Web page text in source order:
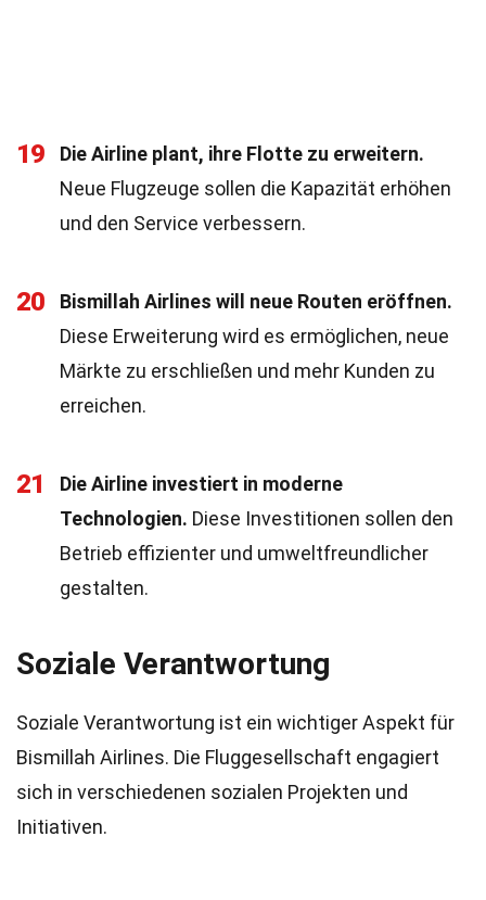
19
Die Airline plant, ihre Flotte zu erweitern.
Neue Flugzeuge sollen die Kapazität erhöhen
und den Service verbessern.
20
Bismillah Airlines will neue Routen eröffnen.
Diese Erweiterung wird es ermöglichen, neue
Märkte zu erschließen und mehr Kunden zu
erreichen.
21
Die Airline investiert in moderne
Technologien. Diese Investitionen sollen den
Betrieb effizienter und umweltfreundlicher
gestalten.
Soziale Verantwortung
Soziale Verantwortung ist ein wichtiger Aspekt für
Bismillah Airlines. Die Fluggesellschaft engagiert
sich in verschiedenen sozialen Projekten und
Initiativen.